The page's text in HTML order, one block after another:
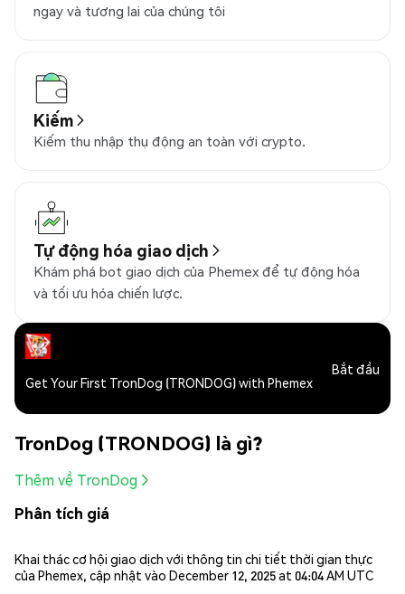
ngay và tương lai của chúng tôi
Kiếm
Kiếm thu nhập thụ động an toàn với crypto.
Tự động hóa giao dịch
Khám phá bot giao dịch của Phemex để tự động hóa
và tối ưu hóa chiến lược.
Get Your First TronDog (TRONDOG) with Phemex
Bắt đầu
TronDog (TRONDOG) là gì?
Thêm về TronDog
Phân tích giá
Khai thác cơ hội giao dịch với thông tin chi tiết thời gian thực
của Phemex, cập nhật vào December 12, 2025 at 04:04 AM UTC